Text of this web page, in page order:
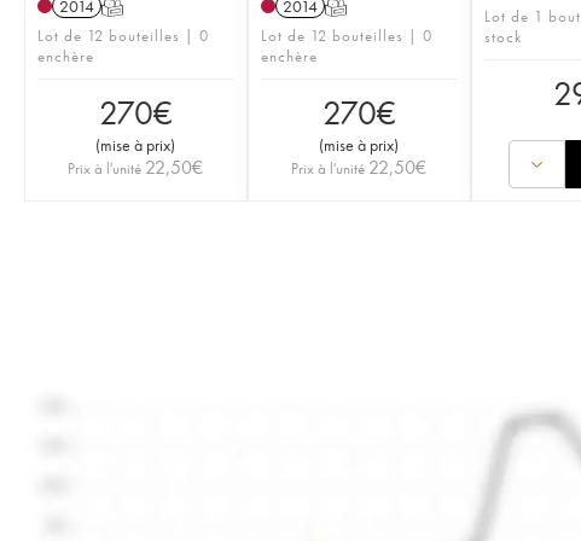
2014 T
Lot de 12 bouteilles | 0
enchère
270€
(mise à prix)
Prix à l'unité 22,50€
2014 T
Lot de 12 bouteilles | 0
enchère
270€
(mise à prix)
Prix à l'unité 22,50€
Lot de 1
stock